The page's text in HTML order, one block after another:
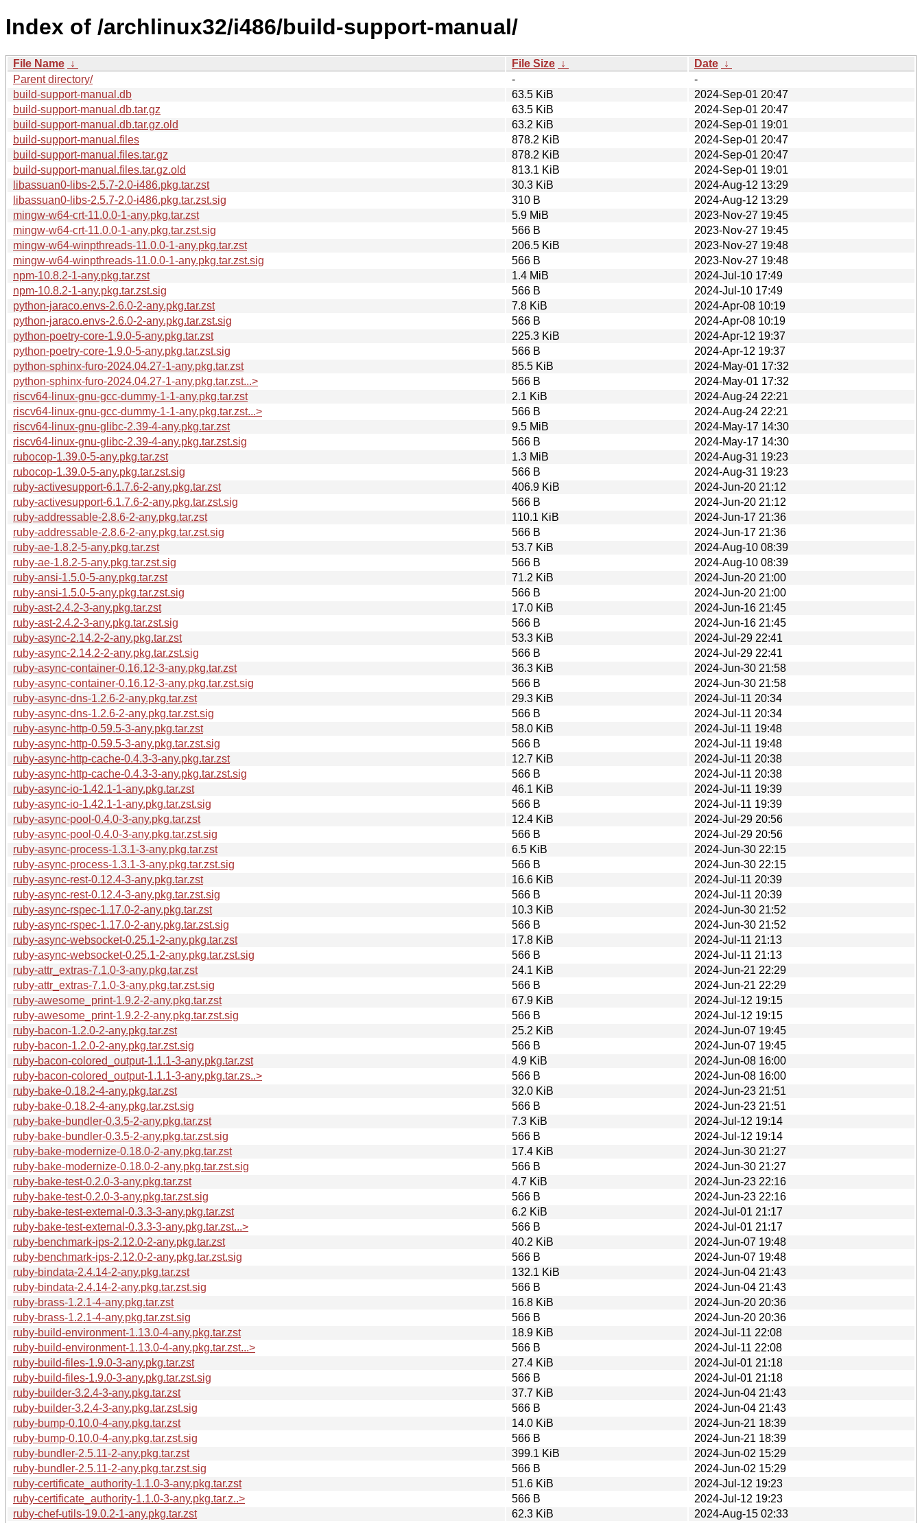
Index of /archlinux32/i486/build-support-manual/
File Name ↓ File Size ↓ Date ↓
Parent directory/
-
-
build-support-manual.db
63.5 KiB
2024-Sep-01 20:47
build-support-manual.db.tar.gz
63.5 KiB
2024-Sep-01 20:47
build-support-manual.db.tar.gz.old
63.2 KiB
2024-Sep-01 19:01
build-support-manual.files
878.2 KiB
2024-Sep-01 20:47
build-support-manual.files.tar.gz
878.2 KiB
2024-Sep-01 20:47
build-support-manual.files.tar.gz.old
813.1 KiB
2024-Sep-01 19:01
libassuan0-libs-2.5.7-2.0-i486.pkg.tar.zst
30.3 KiB
2024-Aug-12 13:29
libassuan0-libs-2.5.7-2.0-i486.pkg.tar.zst.sig
310 B
2024-Aug-12 13:29
mingw-w64-crt-11.0.0-1-any.pkg.tar.zst
5.9 MiB
2023-Nov-27 19:45
mingw-w64-crt-11.0.0-1-any.pkg.tar.zst.sig
566 B
2023-Nov-27 19:45
mingw-w64-winpthreads-11.0.0-1-any.pkg.tar.zst
206.5 KiB
2023-Nov-27 19:48
mingw-w64-winpthreads-11.0.0-1-any.pkg.tar.zst.sig
566 B
2023-Nov-27 19:48
npm-10.8.2-1-any.pkg.tar.zst
1.4 MiB
2024-Jul-10 17:49
npm-10.8.2-1-any.pkg.tar.zst.sig
566 B
2024-Jul-10 17:49
python-jaraco.envs-2.6.0-2-any.pkg.tar.zst
7.8 KiB
2024-Apr-08 10:19
python-jaraco.envs-2.6.0-2-any.pkg.tar.zst.sig
566 B
2024-Apr-08 10:19
python-poetry-core-1.9.0-5-any.pkg.tar.zst
225.3 KiB
2024-Apr-12 19:37
python-poetry-core-1.9.0-5-any.pkg.tar.zst.sig
566 B
2024-Apr-12 19:37
python-sphinx-furo-2024.04.27-1-any.pkg.tar.zst
85.5 KiB
2024-May-01 17:32
python-sphinx-furo-2024.04.27-1-any.pkg.tar.zst...>
566 B
2024-May-01 17:32
riscv64-linux-gnu-gcc-dummy-1-1-any.pkg.tar.zst
2.1 KiB
2024-Aug-24 22:21
riscv64-linux-gnu-gcc-dummy-1-1-any.pkg.tar.zst...>
566 B
2024-Aug-24 22:21
riscv64-linux-gnu-glibc-2.39-4-any.pkg.tar.zst
9.5 MiB
2024-May-17 14:30
riscv64-linux-gnu-glibc-2.39-4-any.pkg.tar.zst.sig
566 B
2024-May-17 14:30
rubocop-1.39.0-5-any.pkg.tar.zst
1.3 MiB
2024-Aug-31 19:23
rubocop-1.39.0-5-any.pkg.tar.zst.sig
566 B
2024-Aug-31 19:23
ruby-activesupport-6.1.7.6-2-any.pkg.tar.zst
406.9 KiB
2024-Jun-20 21:12
ruby-activesupport-6.1.7.6-2-any.pkg.tar.zst.sig
566 B
2024-Jun-20 21:12
ruby-addressable-2.8.6-2-any.pkg.tar.zst
110.1 KiB
2024-Jun-17 21:36
ruby-addressable-2.8.6-2-any.pkg.tar.zst.sig
566 B
2024-Jun-17 21:36
ruby-ae-1.8.2-5-any.pkg.tar.zst
53.7 KiB
2024-Aug-10 08:39
ruby-ae-1.8.2-5-any.pkg.tar.zst.sig
566 B
2024-Aug-10 08:39
ruby-ansi-1.5.0-5-any.pkg.tar.zst
71.2 KiB
2024-Jun-20 21:00
ruby-ansi-1.5.0-5-any.pkg.tar.zst.sig
566 B
2024-Jun-20 21:00
ruby-ast-2.4.2-3-any.pkg.tar.zst
17.0 KiB
2024-Jun-16 21:45
ruby-ast-2.4.2-3-any.pkg.tar.zst.sig
566 B
2024-Jun-16 21:45
ruby-async-2.14.2-2-any.pkg.tar.zst
53.3 KiB
2024-Jul-29 22:41
ruby-async-2.14.2-2-any.pkg.tar.zst.sig
566 B
2024-Jul-29 22:41
ruby-async-container-0.16.12-3-any.pkg.tar.zst
36.3 KiB
2024-Jun-30 21:58
ruby-async-container-0.16.12-3-any.pkg.tar.zst.sig
566 B
2024-Jun-30 21:58
ruby-async-dns-1.2.6-2-any.pkg.tar.zst
29.3 KiB
2024-Jul-11 20:34
ruby-async-dns-1.2.6-2-any.pkg.tar.zst.sig
566 B
2024-Jul-11 20:34
ruby-async-http-0.59.5-3-any.pkg.tar.zst
58.0 KiB
2024-Jul-11 19:48
ruby-async-http-0.59.5-3-any.pkg.tar.zst.sig
566 B
2024-Jul-11 19:48
ruby-async-http-cache-0.4.3-3-any.pkg.tar.zst
12.7 KiB
2024-Jul-11 20:38
ruby-async-http-cache-0.4.3-3-any.pkg.tar.zst.sig
566 B
2024-Jul-11 20:38
ruby-async-io-1.42.1-1-any.pkg.tar.zst
46.1 KiB
2024-Jul-11 19:39
ruby-async-io-1.42.1-1-any.pkg.tar.zst.sig
566 B
2024-Jul-11 19:39
ruby-async-pool-0.4.0-3-any.pkg.tar.zst
12.4 KiB
2024-Jul-29 20:56
ruby-async-pool-0.4.0-3-any.pkg.tar.zst.sig
566 B
2024-Jul-29 20:56
ruby-async-process-1.3.1-3-any.pkg.tar.zst
6.5 KiB
2024-Jun-30 22:15
ruby-async-process-1.3.1-3-any.pkg.tar.zst.sig
566 B
2024-Jun-30 22:15
ruby-async-rest-0.12.4-3-any.pkg.tar.zst
16.6 KiB
2024-Jul-11 20:39
ruby-async-rest-0.12.4-3-any.pkg.tar.zst.sig
566 B
2024-Jul-11 20:39
ruby-async-rspec-1.17.0-2-any.pkg.tar.zst
10.3 KiB
2024-Jun-30 21:52
ruby-async-rspec-1.17.0-2-any.pkg.tar.zst.sig
566 B
2024-Jun-30 21:52
ruby-async-websocket-0.25.1-2-any.pkg.tar.zst
17.8 KiB
2024-Jul-11 21:13
ruby-async-websocket-0.25.1-2-any.pkg.tar.zst.sig
566 B
2024-Jul-11 21:13
ruby-attr_extras-7.1.0-3-any.pkg.tar.zst
24.1 KiB
2024-Jun-21 22:29
ruby-attr_extras-7.1.0-3-any.pkg.tar.zst.sig
566 B
2024-Jun-21 22:29
ruby-awesome_print-1.9.2-2-any.pkg.tar.zst
67.9 KiB
2024-Jul-12 19:15
ruby-awesome_print-1.9.2-2-any.pkg.tar.zst.sig
566 B
2024-Jul-12 19:15
ruby-bacon-1.2.0-2-any.pkg.tar.zst
25.2 KiB
2024-Jun-07 19:45
ruby-bacon-1.2.0-2-any.pkg.tar.zst.sig
566 B
2024-Jun-07 19:45
ruby-bacon-colored_output-1.1.1-3-any.pkg.tar.zst
4.9 KiB
2024-Jun-08 16:00
ruby-bacon-colored_output-1.1.1-3-any.pkg.tar.zs..>
566 B
2024-Jun-08 16:00
ruby-bake-0.18.2-4-any.pkg.tar.zst
32.0 KiB
2024-Jun-23 21:51
ruby-bake-0.18.2-4-any.pkg.tar.zst.sig
566 B
2024-Jun-23 21:51
ruby-bake-bundler-0.3.5-2-any.pkg.tar.zst
7.3 KiB
2024-Jul-12 19:14
ruby-bake-bundler-0.3.5-2-any.pkg.tar.zst.sig
566 B
2024-Jul-12 19:14
ruby-bake-modernize-0.18.0-2-any.pkg.tar.zst
17.4 KiB
2024-Jun-30 21:27
ruby-bake-modernize-0.18.0-2-any.pkg.tar.zst.sig
566 B
2024-Jun-30 21:27
ruby-bake-test-0.2.0-3-any.pkg.tar.zst
4.7 KiB
2024-Jun-23 22:16
ruby-bake-test-0.2.0-3-any.pkg.tar.zst.sig
566 B
2024-Jun-23 22:16
ruby-bake-test-external-0.3.3-3-any.pkg.tar.zst
6.2 KiB
2024-Jul-01 21:17
ruby-bake-test-external-0.3.3-3-any.pkg.tar.zst...>
566 B
2024-Jul-01 21:17
ruby-benchmark-ips-2.12.0-2-any.pkg.tar.zst
40.2 KiB
2024-Jun-07 19:48
ruby-benchmark-ips-2.12.0-2-any.pkg.tar.zst.sig
566 B
2024-Jun-07 19:48
ruby-bindata-2.4.14-2-any.pkg.tar.zst
132.1 KiB
2024-Jun-04 21:43
ruby-bindata-2.4.14-2-any.pkg.tar.zst.sig
566 B
2024-Jun-04 21:43
ruby-brass-1.2.1-4-any.pkg.tar.zst
16.8 KiB
2024-Jun-20 20:36
ruby-brass-1.2.1-4-any.pkg.tar.zst.sig
566 B
2024-Jun-20 20:36
ruby-build-environment-1.13.0-4-any.pkg.tar.zst
18.9 KiB
2024-Jul-11 22:08
ruby-build-environment-1.13.0-4-any.pkg.tar.zst...>
566 B
2024-Jul-11 22:08
ruby-build-files-1.9.0-3-any.pkg.tar.zst
27.4 KiB
2024-Jul-01 21:18
ruby-build-files-1.9.0-3-any.pkg.tar.zst.sig
566 B
2024-Jul-01 21:18
ruby-builder-3.2.4-3-any.pkg.tar.zst
37.7 KiB
2024-Jun-04 21:43
ruby-builder-3.2.4-3-any.pkg.tar.zst.sig
566 B
2024-Jun-04 21:43
ruby-bump-0.10.0-4-any.pkg.tar.zst
14.0 KiB
2024-Jun-21 18:39
ruby-bump-0.10.0-4-any.pkg.tar.zst.sig
566 B
2024-Jun-21 18:39
ruby-bundler-2.5.11-2-any.pkg.tar.zst
399.1 KiB
2024-Jun-02 15:29
ruby-bundler-2.5.11-2-any.pkg.tar.zst.sig
566 B
2024-Jun-02 15:29
ruby-certificate_authority-1.1.0-3-any.pkg.tar.zst
51.6 KiB
2024-Jul-12 19:23
ruby-certificate_authority-1.1.0-3-any.pkg.tar.z..>
566 B
2024-Jul-12 19:23
ruby-chef-utils-19.0.2-1-any.pkg.tar.zst
62.3 KiB
2024-Aug-15 02:33